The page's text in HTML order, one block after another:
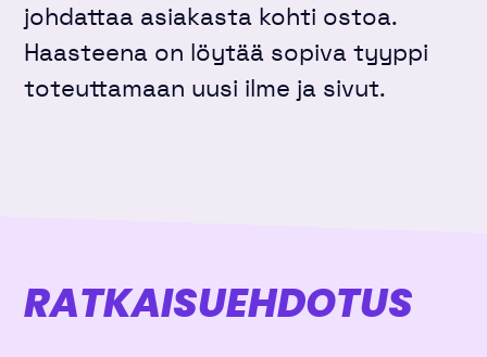
johdattaa asiakasta kohti ostoa.
Haasteena on löytää sopiva tyyppi
toteuttamaan uusi ilme ja sivut.
RATKAISU­EHDOTUS